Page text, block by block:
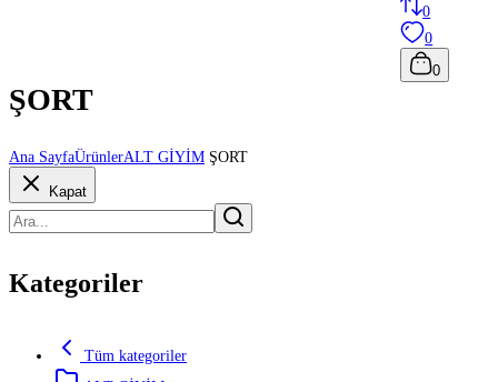
0
0
0
ŞORT
Ana SayfaÜrünlerALT GİYİM ŞORT
Kapat
Kategoriler
Tüm kategoriler